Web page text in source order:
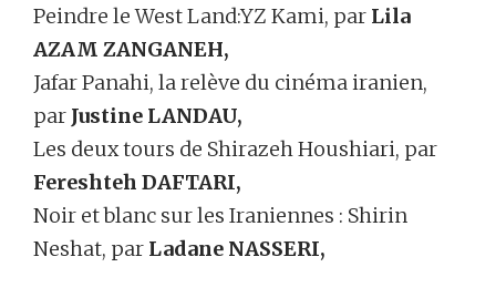
Peindre le West Land:YZ Kami, par Lila
AZAM ZANGANEH,
Jafar Panahi, la relève du cinéma iranien,
par Justine LANDAU,
Les deux tours de Shirazeh Houshiari, par
Fereshteh DAFTARI,
Noir et blanc sur les Iraniennes : Shirin
Neshat, par Ladane NASSERI,